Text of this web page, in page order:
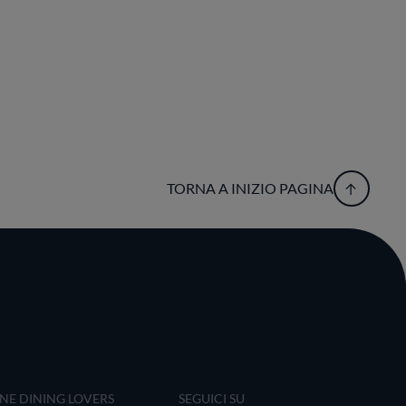
TORNA A INIZIO PAGINA
DINING LOVERS SEGUICI SU